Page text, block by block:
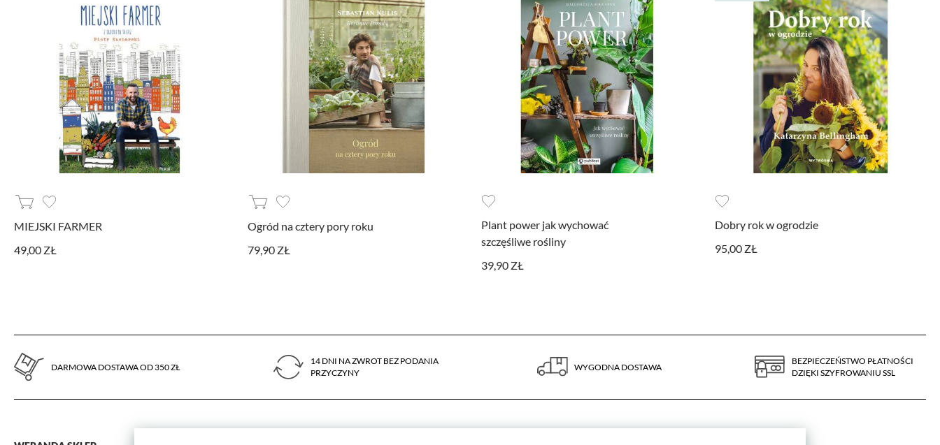
MIEJSKI FARMER
49,00 ZŁ
Ogród na cztery pory roku
79,90 ZŁ
Plant power jak wychować
szczęśliwe rośliny
39,90 ZŁ
Dobry rok w ogrodzie
95,00 ZŁ
profilu użytkownika. Ponadto, informacje z Google Analytics mogą być wykorzystywane w ustawieniach kampanii reklamowych prowadzonych z wykorzystaniem Google
Ads. Jeżeli sobie tego nie życzysz, możesz wyłączyć narzędzia Google.
W kodzie strony zaimplementowany jest Pixel Facebooka. To kod, który zbiera informacje na temat Twojego korzystania ze strony, pozwalając na podstawie zebranych w ten
sposób informacji kierować do Ciebie spersonalizowaną reklamę w ramach narzędzi reklamowych Facebooka. W ramach tego narzędzia nie są gromadzone jakiekolwiek
dane pozwalające Cię bezpośrednio zidentyfikować. Jeżeli wyłączysz Pixel Facebooka, nie będziemy w stanie kierować do Ciebie reklam dopasowanych do Twojej
aktywności.
DARMOWA DOSTAWA OD 350 ZŁ
14 DNI NA ZWROT BEZ PODANIA
PRZYCZYNY
WYGODNA DOSTAWA
BEZPIECZEŃSTWO PŁATNOŚCI
DZIĘKI SZYFROWANIU SSL